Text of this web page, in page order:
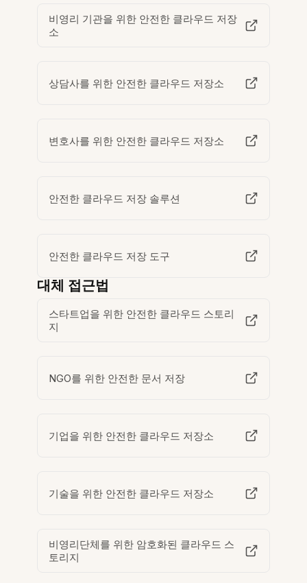
비영리 기관을 위한 안전한 클라우드 저장
소
상담사를 위한 안전한 클라우드 저장소
변호사를 위한 안전한 클라우드 저장소
안전한 클라우드 저장 솔루션
안전한 클라우드 저장 도구
대체 접근법
스타트업을 위한 안전한 클라우드 스토리
지
NGO를 위한 안전한 문서 저장
기업을 위한 안전한 클라우드 저장소
기술을 위한 안전한 클라우드 저장소
비영리단체를 위한 암호화된 클라우드 스
토리지